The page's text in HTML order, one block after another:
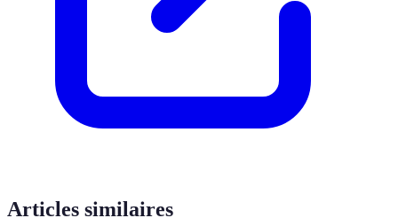
Articles similaires